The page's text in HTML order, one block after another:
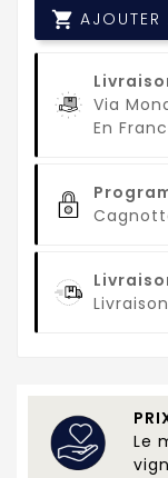
 AJOUTER
Via
En
Le